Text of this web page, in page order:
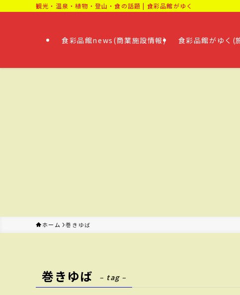
観光・温泉・植物・登山・食の話題 | 食彩品館がゆく
食彩品館news(商業施設情報) 食彩品館がゆく(
ホーム 巻きゆば
巻きゆば – tag –